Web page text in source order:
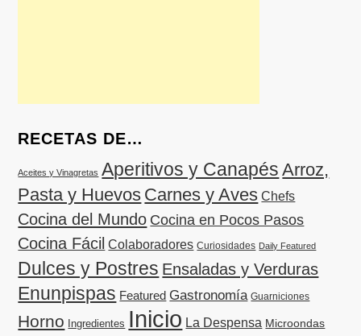
RECETAS DE…
Aceites y Vinagretas Aperitivos y Canapés Arroz,
Pasta y Huevos Carnes y Aves Chefs
Cocina del Mundo Cocina en Pocos Pasos
Cocina Fácil Colaboradores Curiosidades Daily Featured
Dulces y Postres Ensaladas y Verduras
Enunpispas Featured Gastronomía Guarniciones
Horno Ingredientes Inicio La Despensa Microondas